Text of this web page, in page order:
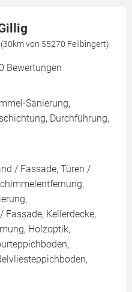
von 55270 Feilbingert)
Bewertungen
Sanierung,
Durchführung,
/ Fassade, Türen /
Kellerdecke,
Holzoptik,